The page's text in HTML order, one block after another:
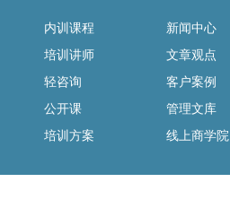
内训课程
培训讲师
轻咨询
公开课
培训方案
新闻中心
文章观点
客户案例
管理文库
线上商学院